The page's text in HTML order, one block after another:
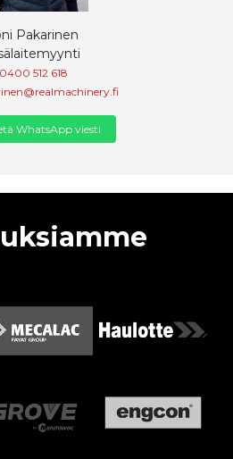
Pakarinen
0400 512 618
WhatsApp viesti